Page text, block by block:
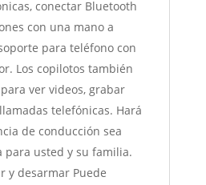
conectar Bluetooth
con una mano a
para teléfono con
Los copilotos también
ver videos, grabar
telefónicas. Hará
de conducción sea
para usted y su familia.
y desarmar Puede